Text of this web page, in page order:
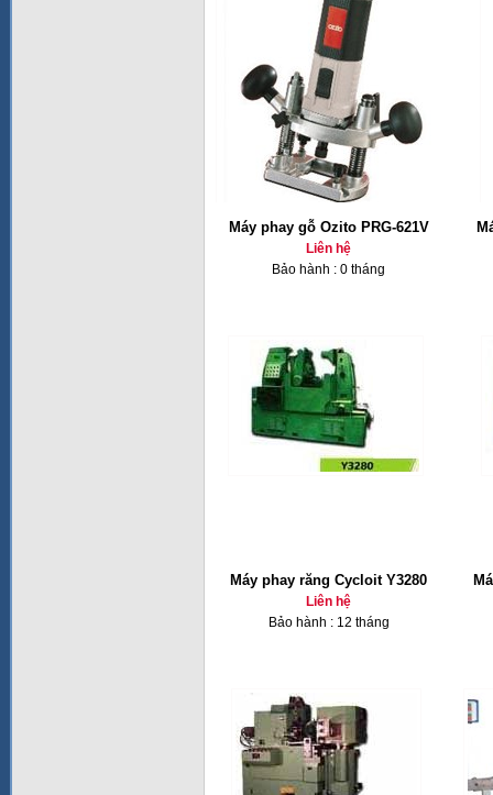
Máy phay gỗ Ozito PRG-621V
Liên hệ
Bảo hành : 0 tháng
Máy phay răng Cycloit Y3280
Liên hệ
Bảo hành : 12 tháng